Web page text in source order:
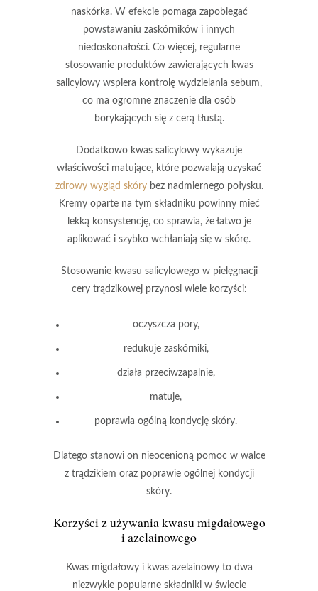
naskórka. W efekcie pomaga zapobiegać
powstawaniu zaskórników i innych
niedoskonałości. Co więcej, regularne
stosowanie produktów zawierających kwas
salicylowy wspiera kontrolę wydzielania sebum,
co ma ogromne znaczenie dla osób
borykających się z cerą tłustą.
Dodatkowo kwas salicylowy wykazuje
właściwości matujące, które pozwalają uzyskać
zdrowy wygląd skórybez nadmiernego połysku.
Kremy oparte na tym składniku powinny mieć
lekką konsystencję, co sprawia, że łatwo je
aplikować i szybko wchłaniają się w skórę.
Stosowanie kwasu salicylowego w pielęgnacji
cery trądzikowej przynosi wiele korzyści:
oczyszcza pory,
redukuje zaskórniki,
działa przeciwzapalnie,
matuje,
poprawia ogólną kondycję skóry.
Dlatego stanowi on nieocenioną pomoc w walce
z trądzikiem oraz poprawie ogólnej kondycji
skóry.
Korzyści z używaniakwasu migdałowego
i azelainowego
Kwas migdałowyi kwas azelainowyto dwa
niezwykle popularne składniki w świecie